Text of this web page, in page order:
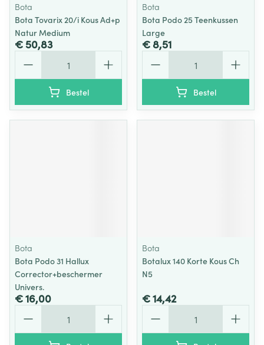
Bota
Bota Tovarix 20/i Kous Ad+p
Natur Medium
€ 50,83
Bestel
Bota
Bota Podo 25 Teenkussen
Large
€ 8,51
Bestel
Bota
Bota Podo 31 Hallux
Corrector+beschermer
Univers.
€ 16,00
Bota
Botalux 140 Korte Kous Ch
N5
€ 14,42